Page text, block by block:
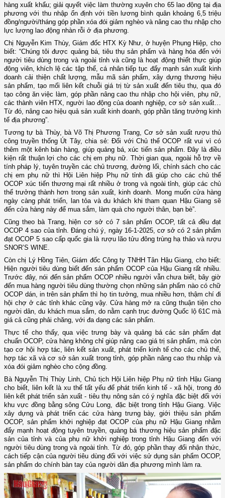
hàng xuất khẩu; giải quyết việc làm thường xuyên cho 65 lao động tại địa
phương với thu nhập ổn định với tiền lương bình quân khoảng 6,5 triệu
đồng/người/tháng góp phần xóa đói giảm nghèo và nâng cao thu nhập cho
lực lượng lao động nhàn rỗi ở địa phương.
Chị Nguyễn Kim Thùy, Giám đốc HTX Kỳ Như, ở huyện Phụng Hiệp, cho
biết: “Chúng tôi được quảng bá, tiêu thụ sản phẩm và hàng hóa đến với
người tiêu dùng trong và ngoài tỉnh và cũng là hoạt động thiết thực giúp
động viên, khích lệ các tập thể, cá nhân tiếp tục đẩy mạnh sản xuất kinh
doanh cải thiện chất lượng, mẫu mã sản phẩm, xây dựng thương hiệu
sản phẩm, tạo mối liên kết chuỗi giá trị từ sản xuất đến tiêu thụ, qua đó
tạo công ăn việc làm, góp phần nâng cao thu nhập cho hội viên, phụ nữ,
các thành viên HTX, người lao động của doanh nghiệp, cơ sở sản xuất…
Từ đó, nâng cao hiệu quả sản xuất kinh doanh, góp phần tăng trưởng kinh
tế địa phương”.
Tương tự bà Thùy, bà Võ Thị Phương Trang, Cơ sở sản xuất rượu thủ
công truyền thống Út Tây, chia sẻ: Đối với Chủ thể OCOP rất vui vì có
thêm một kênh bán hàng, giúp quảng bá, xúc tiến sản phẩm. Đây là điều
kiện rất thuận lợi cho các chị em phụ nữ. Thời gian qua, ngoài hỗ trợ về
tính pháp lý, tuyên truyền các chủ trương, đường lối, chính sách cho các
chị em phụ nữ thì Hội Liên hiệp Phụ nữ tỉnh đã giúp cho các chủ thể
OCOP xúc tiến thương mại rất nhiều ở trong và ngoài tỉnh, giúp các chủ
thể trưởng thành hơn trong sản xuất, kinh doanh. Mong muốn cửa hàng
ngày càng phát triển, lan tỏa và du khách khi tham quan Hậu Giang sẽ
đến cửa hàng này để mua sắm, làm quà cho người thân, bạn bè”.
Cũng theo bà Trang, hiện cơ sở có 7 sản phẩm OCOP, tất cả đều đạt
OCOP 4 sao của tỉnh. Đáng chú ý, ngày 16-1-2025, cơ sở có 2 sản phẩm
đạt OCOP 5 sao cấp quốc gia là rượu lão tửu đông trùng hạ thảo và rượu
SNOR’S WINE.
Còn chị Lý Hồng Tiên, Giám đốc Công ty TNHH Tân Hậu Giang, cho biết:
Hiện người tiêu dùng biết đến sản phẩm OCOP của Hậu Giang rất nhiều.
Trước đây, nói đến sản phẩm OCOP nhiều người vẫn chưa biết, bây giờ
đến mua hàng người tiêu dùng thường chọn những sản phẩm nào có chữ
OCOP dán, in trên sản phẩm thì họ tin tưởng, mua nhiều hơn, thậm chí đi
hội chợ ở các tỉnh khác cũng vậy. Cửa hàng mở ra cũng thuận tiện cho
người dân, du khách mua sắm, do nằm cạnh trục đường Quốc lộ 61C mà
giá cả cũng phải chăng, với đa dạng các sản phẩm.
Thực tế cho thấy, qua việc trưng bày và quảng bá các sản phẩm đạt
chuẩn OCOP, cửa hàng không chỉ giúp nâng cao giá trị sản phẩm, mà còn
tạo cơ hội hợp tác, liên kết sản xuất, phát triển kinh tế cho các chủ thể,
hợp tác xã và cơ sở sản xuất trong tỉnh, góp phần nâng cao thu nhập và
xóa đói giảm nghèo cho cộng đồng.
Bà Nguyễn Thị Thùy Linh, Chủ tịch Hội Liên hiệp Phụ nữ tỉnh Hậu Giang
cho biết, liên kết là xu thế tất yếu để phát triển kinh tế - xã hội, trong đó
liên kết phát triển sản xuất - tiêu thụ nông sản có ý nghĩa đặc biệt đối với
khu vực đồng bằng sông Cửu Long, đặc biệt trong tỉnh Hậu Giang. Việc
xây dựng và phát triển các cửa hàng trưng bày, giới thiệu sản phẩm
OCOP, sản phẩm khởi nghiệp đạt OCOP của phụ nữ Hậu Giang nhằm
đẩy mạnh hoạt động tuyên truyền, quảng bá thương hiệu sản phẩm đặc
sản của tỉnh và của phụ nữ khởi nghiệp trong tỉnh Hậu Giang đến với
người tiêu dùng trong và ngoài tỉnh. Từ đó, góp phần thay đổi nhận thức,
cách tiếp cận của người tiêu dùng đối với việc sử dụng sản phẩm OCOP,
sản phẩm do chính bàn tay của người dân địa phương mình làm ra.